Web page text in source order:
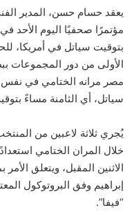
يعقد حسام حسن، المدير
مؤتمرًا صحفيًا اليوم الأحد
بتوقيت سياتل في أمريكا،
مصر مرانه الختامي في نفس
سياتل، أي الثامنة مساءً
يُجري ثلاثة لاعبين من
خلال المران الختامي
الاثنين المقبل، ويتعلق
إبراهيم وفق البروتوكول
“فيفا”.